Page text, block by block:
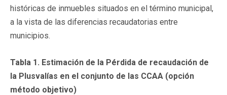
históricas de inmuebles situados en el término municipal,
a la vista de las diferencias recaudatorias entre
municipios.
Tabla 1. Estimación de la Pérdida de recaudación de
la Plusvalías en el conjunto de las CCAA (opción
método objetivo)